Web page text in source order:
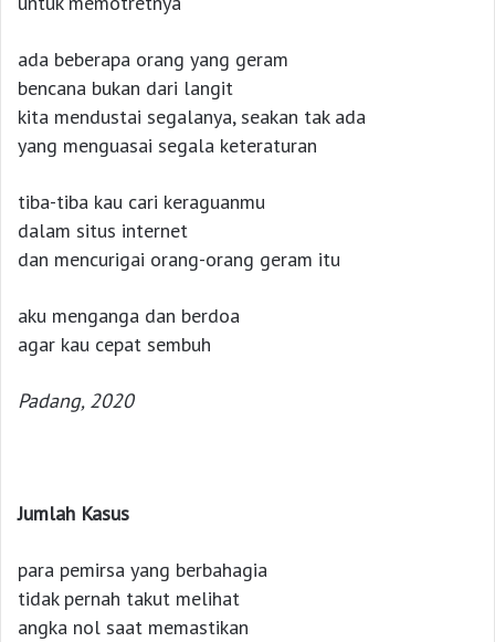
ada beberapa orang yang geram
bencana bukan dari langit
kita mendustai segalanya, seakan tak ada
yang menguasai segala keteraturan
tiba-tiba kau cari keraguanmu
dalam situs internet
dan mencurigai orang-orang geram itu
aku menganga dan berdoa
agar kau cepat sembuh
Padang, 2020
Jumlah Kasus
para pemirsa yang berbahagia
tidak pernah takut melihat
angka nol saat memastikan